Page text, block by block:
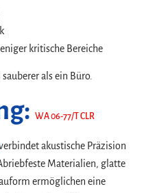
kritische Bereiche
als ein Büro.
WA 06-77/T CLR
akustische Präzision
Materialien, glatte
ermöglichen eine